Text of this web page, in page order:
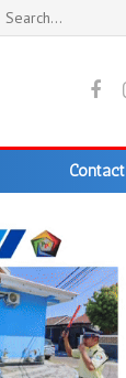
Contact